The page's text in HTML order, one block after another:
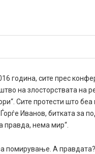
година, сите прес
на злосторствата на
Сите протести што
Иванов, битката за
правда, нема мир“.
помирување. А правдата?